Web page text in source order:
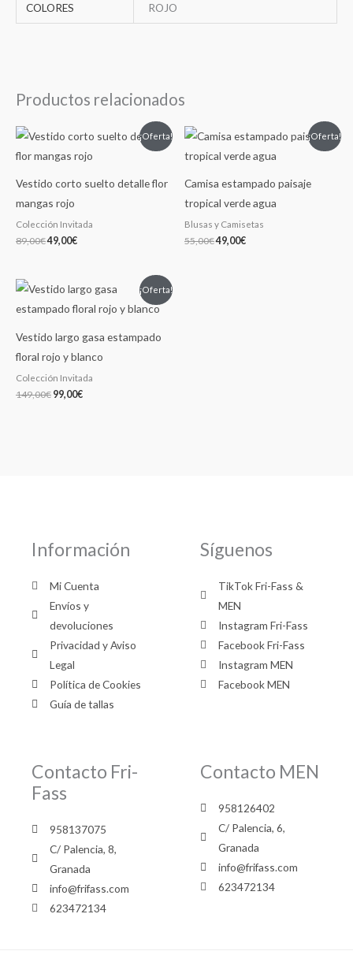
COLORES ROJO
Productos relacionados
¡Oferta!
Vestido corto suelto detalle flor
mangas rojo
Colección Invitada
89,00€
El
precio
original
89,00€.
49,00€
precio
actual
49,00€.
¡Oferta!
Camisa estampado paisaje
tropical verde agua
Blusas y Camisetas
55,00€
El
precio
original
55,00€.
49,00€
El
precio
actual
49,00€.
¡Oferta!
Vestido largo gasa estampado
floral rojo y blanco
Colección Invitada
149,00€
El
precio
original
149,00€.
99,00€
precio
actual
99,00€.
Información
Mi Cuenta
Envíos y
devoluciones
Privacidad y Aviso
Legal
Política de Cookies
Guía de tallas
Síguenos
TikTok Fri-Fass &
MEN
Instagram Fri-Fass
Facebook Fri-Fass
Instagram MEN
Facebook MEN
Contacto Fri-
Fass
958137075
C/ Palencia, 8,
Granada
info@frifass.com
623472134
Contacto MEN
958126402
C/ Palencia, 6,
Granada
info@frifass.com
623472134